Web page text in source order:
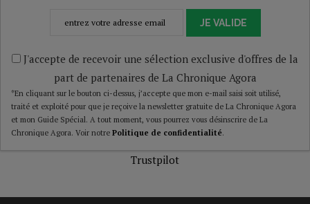
JE VALIDE
J'accepte de recevoir une sélection exclusive d'offres de la
part de partenaires de La Chronique Agora
*En cliquant sur le bouton ci-dessus, j’accepte que mon e-mail saisi soit utilisé,
traité et exploité pour que je reçoive la newsletter gratuite de La Chronique Agora
et mon Guide Spécial. A tout moment, vous pourrez vous désinscrire de La
Chronique Agora. Voir notre Politique de confidentialité.
Trustpilot